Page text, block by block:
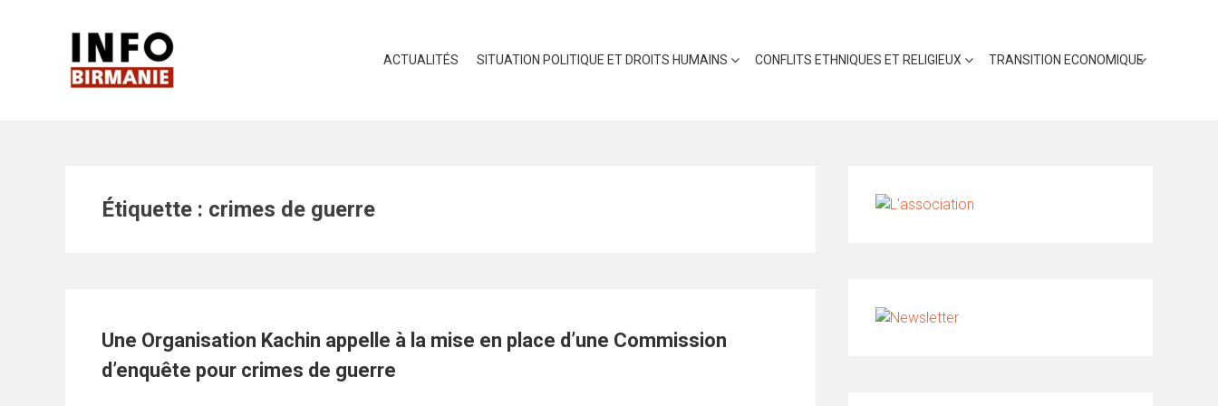
ACTUALITÉS SITUATION POLITIQUE ET DROITS HUMAINS CONFLITS ETHNIQUES ET RELIGIEUX TRANSITION ECONOMIQUE
Étiquette : crimes de guerre
Une Organisation Kachin appelle à la mise en place d’une Commission
d’enquête pour crimes de guerre